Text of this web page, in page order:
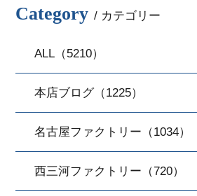
Category / カテゴリー
ALL（5210）
本店ブログ（1225）
名古屋ファクトリー（1034）
西三河ファクトリー（720）